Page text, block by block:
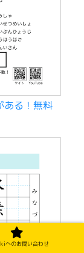
ある！無料
へのお問い合わせ